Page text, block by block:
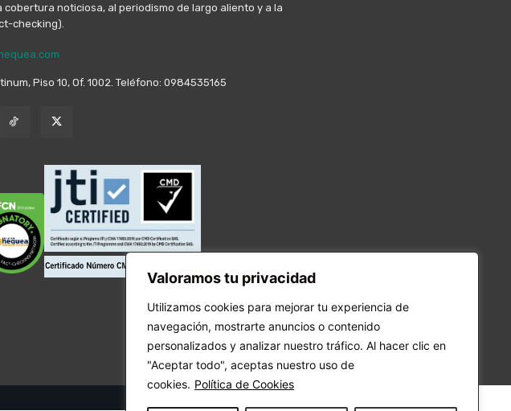
Valoramos tu privacidad
Utilizamos cookies para mejorar tu experiencia de
navegación, mostrarte anuncios o contenido
personalizados y analizar nuestro tráfico. Al hacer clic en
"Aceptar todo", aceptas nuestro uso de
cookies. Política de Cookies
cobertura noticiosa, al periodismo de largo aliento y a la
checking).
Piso 10, Of. 1002. Teléfono: 0984535165